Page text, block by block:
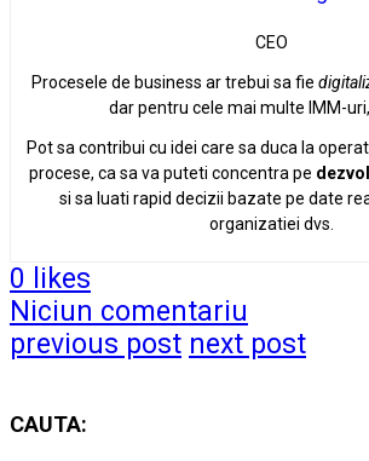
CEO
Procesele de business ar trebui sa fie
dar pentru cele mai multe IMM-
Pot sa contribui cu idei care sa duca la
procese, ca sa va puteti concentra pe
si sa luati rapid decizii bazate pe date
organizatiei dvs.
0 likes
Niciun comentariu
previous post next post
CAUTA: